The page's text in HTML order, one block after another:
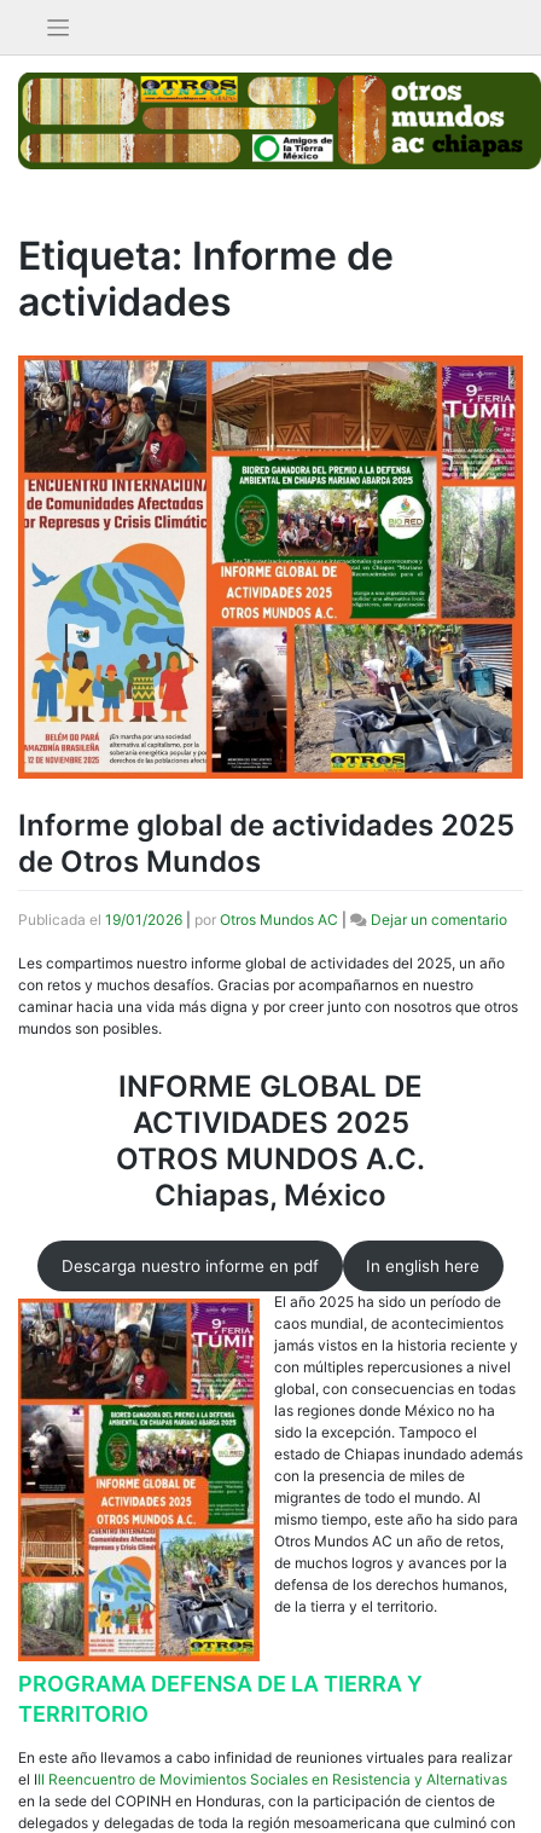
contenido
Etiqueta: Informe de
actividades
Informe global de actividades 2025
de Otros Mundos
Publicada el 19/01/2026 por Otros Mundos AC Dejar un comentarioen
Les compartimos nuestro informe global de actividades del 2025, un año
con retos y muchos desafíos. Gracias por acompañarnos en nuestro
caminar hacia una vida más digna y por creer junto con nosotros que otros
mundos son posibles.
INFORME GLOBAL DE
ACTIVIDADES 2025
OTROS MUNDOS A.C.
Chiapas, México
Descarga nuestro informe en pdf In english here
El año 2025 ha sido un período de
caos mundial, de acontecimientos
jamás vistos en la historia reciente y
con múltiples repercusiones a nivel
global, con consecuencias en todas
las regiones donde México no ha
sido la excepción. Tampoco el
estado de Chiapas inundado además
con la presencia de miles de
migrantes de todo el mundo. Al
mismo tiempo, este año ha sido para
Otros Mundos AC un año de retos,
de muchos logros y avances por la
defensa de los derechos humanos,
de la tierra y el territorio.
PROGRAMA DEFENSA DE LA TIERRA Y
TERRITORIO
En este año llevamos a cabo infinidad de reuniones virtuales para realizar
el III Reencuentro de Movimientos Sociales en Resistencia y Alternativas
en la sede del COPINH en Honduras, con la participación de cientos de
delegados y delegadas de toda la región mesoamericana que culminó con